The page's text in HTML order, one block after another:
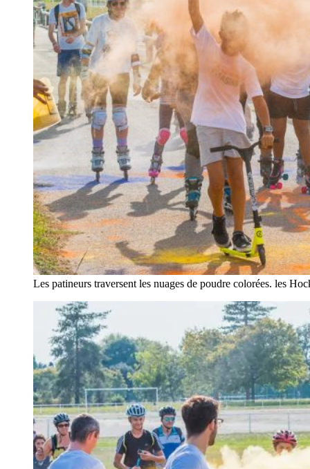
Les patineurs traversent les nuages de poudre colorées. les